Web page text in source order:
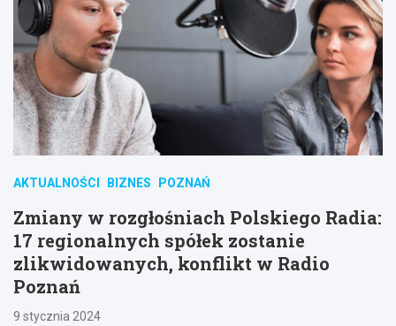
AKTUALNOŚCI BIZNES POZNAŃ
Zmiany w rozgłośniach Polskiego Radia:
17 regionalnych spółek zostanie
zlikwidowanych, konflikt w Radio
Poznań
9 stycznia 2024